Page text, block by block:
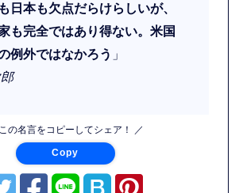
日本も欠点だらけらしいが、
も完全ではあり得ない。米国
例外ではなかろう 」
の名言をコピーしてシェア！ ／
Copy